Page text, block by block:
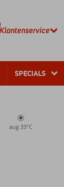
Klantenservice
SPECIALS
aug 33°C